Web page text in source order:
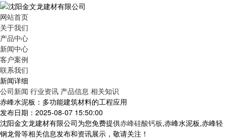
网站首页
关于我们
产品中心
新闻中心
客户案例
联系我们
新闻详细
公司新闻 行业资讯 产品信息 相关知识
赤峰水泥板：多功能建筑材料的工程应用
发布日期：2025-08-07 15:50:00
沈阳金文龙建材有限公司为您免费提供赤峰硅酸钙板,赤峰水泥板,赤峰轻
钢龙骨等相关信息发布和资讯展示，敬请关注！